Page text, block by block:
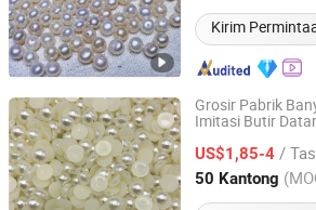
Kirim
Grosir Pabrik
Imitasi Butir
untuk Case
US$1,85-4 / Tas
50 Kantong
Kingswick Technology Group Limited
Guangdong, China Harga